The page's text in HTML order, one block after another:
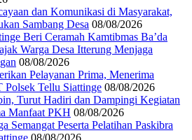
dan Komunikasi di Masyarakat,
Sambang Desa 08/08/2026
Beri Ceramah Kamtibmas Ba’da
Warga Desa Itterung Menjaga
08/08/2026
Pelayanan Prima, Menerima
Polsek Tellu Siattinge 08/08/2026
Turut Hadiri dan Dampingi Kegiatan
Manfaat PKH 08/08/2026
Semangat Peserta Pelatihan Paskibra